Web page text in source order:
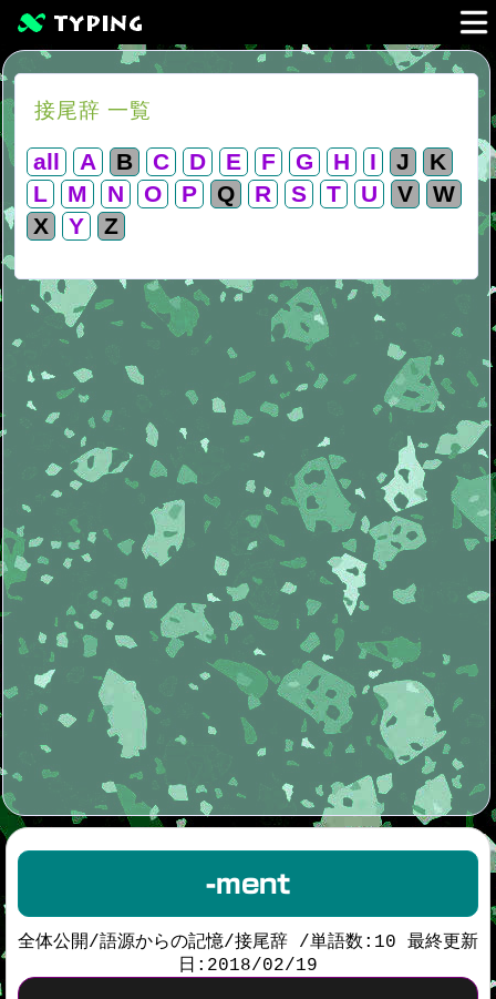
接尾辞 一覧
all A B C D E F G H I J
K
L
M N O P Q R S T U V
W
X
Y Z
-ment
全体公開/語源からの記憶/接尾辞 /単語数:10 最終更新
日:2018/02/19